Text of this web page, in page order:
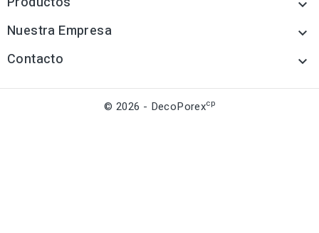

Nuestra Empresa 
Contacto 
© 2026 - DecoPorexcp